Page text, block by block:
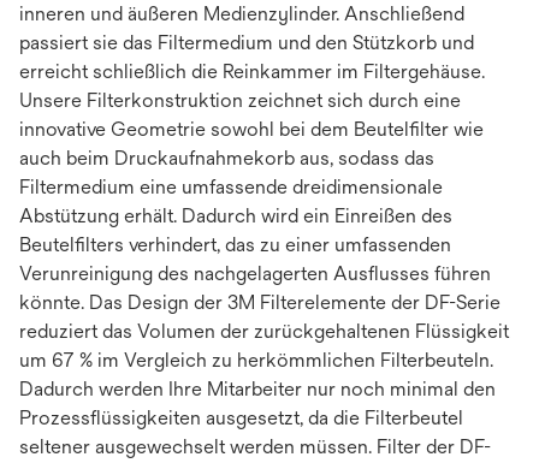
inneren und äußeren Medienzylinder. Anschließend
passiert sie das Filtermedium und den Stützkorb und
erreicht schließlich die Reinkammer im Filtergehäuse.
Unsere Filterkonstruktion zeichnet sich durch eine
innovative Geometrie sowohl bei dem Beutelfilter wie
auch beim Druckaufnahmekorb aus, sodass das
Filtermedium eine umfassende dreidimensionale
Abstützung erhält. Dadurch wird ein Einreißen des
Beutelfilters verhindert, das zu einer umfassenden
Verunreinigung des nachgelagerten Ausflusses führen
könnte. Das Design der 3M Filterelemente der DF-Serie
reduziert das Volumen der zurückgehaltenen Flüssigkeit
um 67 % im Vergleich zu herkömmlichen Filterbeuteln.
Dadurch werden Ihre Mitarbeiter nur noch minimal den
Prozessflüssigkeiten ausgesetzt, da die Filterbeutel
seltener ausgewechselt werden müssen. Filter der DF-